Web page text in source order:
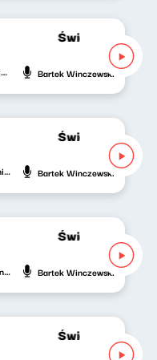
Świat naszej
10 stycznia 2023 Bartek Winczewski
Świat naszej
3 stycznia 2023 Bartek Winczewski
Świat naszej
27 grudnia 2022 Bartek Winczewski
Świat naszej